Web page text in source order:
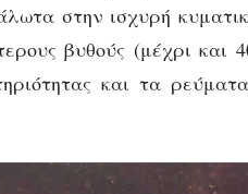
στην ισχυρή
βυθούς (μέχρι
και τα